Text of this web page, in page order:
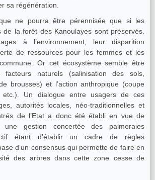
sa régénération.
ne pourra être pérennisée que si les
de la forêt des Kanoulayes sont préservés.
à l’environnement, leur disparition
de ressources pour les femmes et les
Or cet écosystème semble être
naturels (salinisation des sols,
brousses) et l’action anthropique (coupe
Un dialogue entre usagers de ces
autorités locales, néo-traditionnelles et
de l’Etat a donc été établi en vue de
gestion concertée des palmeraies
étant d’établir un cadre de règles
d’un consensus qui permette de faire en
des arbres dans cette zone cesse de